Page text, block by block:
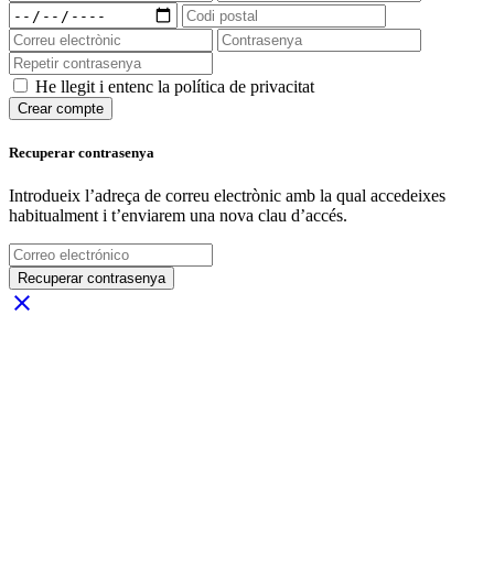
He llegit i entenc la política de privacitat
Crear compte
Recuperar contrasenya
Introdueix l’adreça de correu electrònic amb la qual accedeixes
habitualment i t’enviarem una nova clau d’accés.
Recuperar contrasenya
close